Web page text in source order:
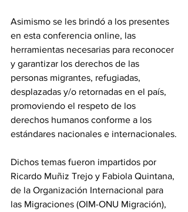
Asimismo se les brindó a los presentes
en esta conferencia online, las
herramientas necesarias para reconocer
y garantizar los derechos de las
personas migrantes, refugiadas,
desplazadas y/o retornadas en el país,
promoviendo el respeto de los
derechos humanos conforme a los
estándares nacionales e internacionales.
Dichos temas fueron impartidos por
Ricardo Muñiz Trejo y Fabiola Quintana,
de la Organización Internacional para
las Migraciones (OIM-ONU Migración),